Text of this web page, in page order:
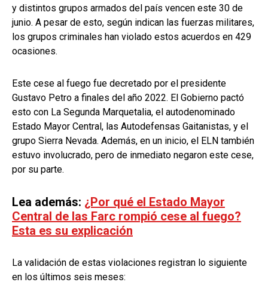
y distintos grupos armados del país vencen este 30 de
junio. A pesar de esto, según indican las fuerzas militares,
los grupos criminales han violado estos acuerdos en 429
ocasiones.
Este cese al fuego fue decretado por el presidente
Gustavo Petro a finales del año 2022. El Gobierno pactó
esto con La Segunda Marquetalia, el autodenominado
Estado Mayor Central, las Autodefensas Gaitanistas, y el
grupo Sierra Nevada. Además, en un inicio, el ELN también
estuvo involucrado, pero de inmediato negaron este cese,
por su parte.
Lea además: ¿Por qué el Estado Mayor
Central de las Farc rompió cese al fuego?
Esta es su explicación
La validación de estas violaciones registran lo siguiente
en los últimos seis meses: